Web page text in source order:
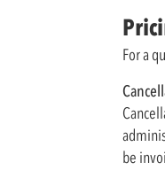
For a
be